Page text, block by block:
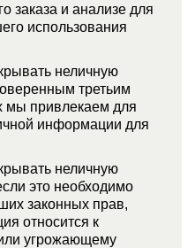
заказа и анализе для
использования
неличную
третьим
мы привлекаем для
информации для
неличную
это необходимо
законных прав,
относится к
угрожающему